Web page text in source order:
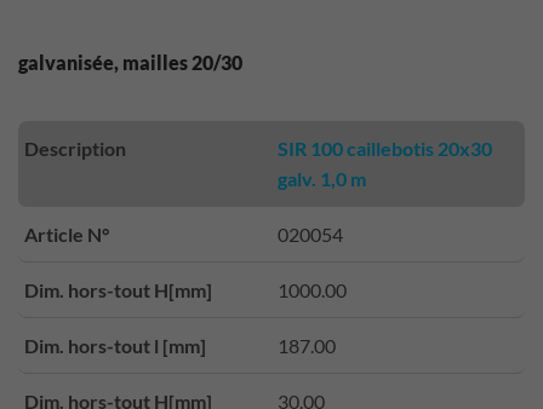
galvanisée, mailles 20/30
Description
SIR 100 caillebotis 20x30
galv. 1,0 m
Article N° 020054
Dim. hors-tout H[mm] 1000.00
Dim. hors-tout l [mm] 187.00
Dim. hors-tout H[mm] 30.00